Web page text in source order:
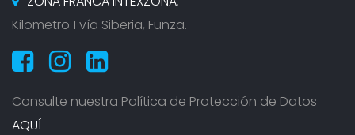
Kilometro 1 vía Siberia, Funza.
Consulte nuestra Política de Protección de Datos
AQUÍ